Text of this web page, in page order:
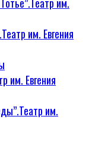
им. Евгения
им. Евгения
им.